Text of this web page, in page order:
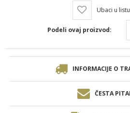
Ubaci u
Podeli ovaj proizvod:
INFORMACIJE O
ČESTA